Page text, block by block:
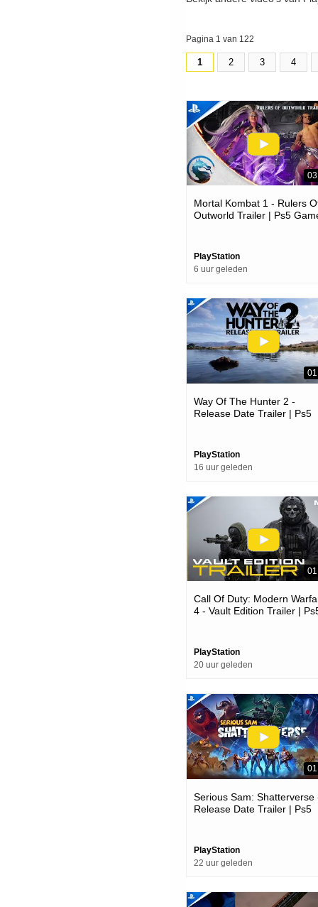
Pagina 1 van 122
1 2 3 4
Mortal Kombat 1 - Rulers
Outworld Trailer | Ps5
PlayStation
6 uur geleden
Way Of The Hunter 2 -
Release Date Trailer | Ps5
PlayStation
16 uur geleden
Call Of Duty: Modern
4 - Vault Edition Trailer |
PlayStation
20 uur geleden
Serious Sam: Shatterverse
Release Date Trailer | Ps5
PlayStation
22 uur geleden